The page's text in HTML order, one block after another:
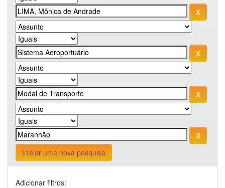
Iniciar uma nova pesquisa
Adicionar filtros: